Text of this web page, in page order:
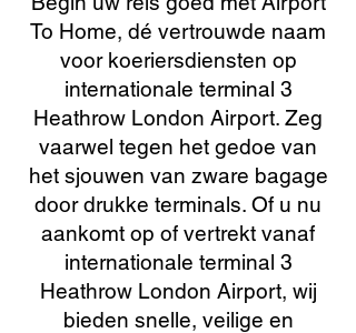
To Home, dé vertrouwde naam
voor koeriersdiensten op
internationale terminal 3
Heathrow London Airport. Zeg
vaarwel tegen het gedoe van
het sjouwen van zware bagage
door drukke terminals. Of u nu
aankomt op of vertrekt vanaf
internationale terminal 3
Heathrow London Airport, wij
bieden snelle, veilige en